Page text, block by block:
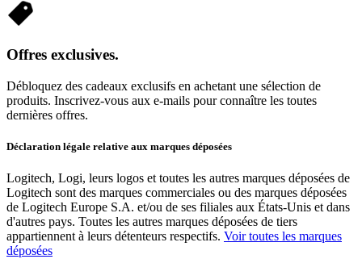
Offres exclusives.
Débloquez des cadeaux exclusifs en achetant une sélection de
produits. Inscrivez-vous aux e-mails pour connaître les toutes
dernières offres.
Déclaration légale relative aux marques déposées
Logitech, Logi, leurs logos et toutes les autres marques déposées de
Logitech sont des marques commerciales ou des marques déposées
de Logitech Europe S.A. et/ou de ses filiales aux États-Unis et dans
d'autres pays. Toutes les autres marques déposées de tiers
appartiennent à leurs détenteurs respectifs. Voir toutes les marques
déposées